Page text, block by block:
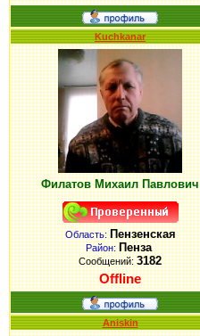
Kuchkanar
Филатов Михаил Павлович
Область:Пензенская
Район: Пенза
Сообщений:3182
Offline
Aniskin